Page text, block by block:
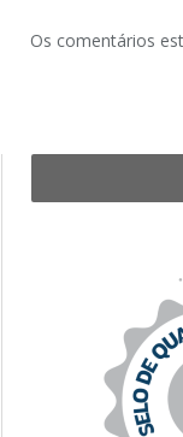
Os comentários